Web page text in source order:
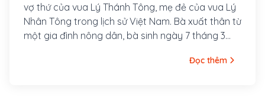
vợ thứ của vua Lý Thánh Tông, mẹ đẻ của vua Lý
Nhân Tông trong lịch sử Việt Nam. Bà xuất thân từ
một gia đình nông dân, bà sinh ngày 7 tháng 3
Giang (sau đổi là huyện Siêu Loại, tỉnh Bắc Ninh)
Đọc thêm